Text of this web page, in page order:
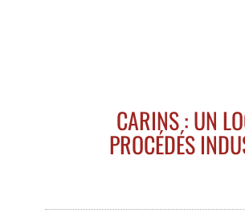
CARINS : UN
PROCÉDÉS